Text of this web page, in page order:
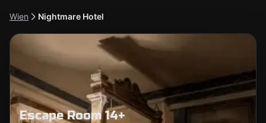
Wien Nightmare Hotel
Escape Room 14+